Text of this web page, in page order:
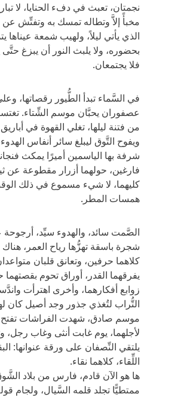
نجمتان، تعبث في دفء الحنايا، لا
مخبأً إلاَّ وتطاله تمسك به وتفتِّش
الذي يأتي ليلاً، ولهيب شمعة عيناها
بحضوره، ولا يلبث النور أن يبزغ حتَّى
فلا يجتمعان.
في السَّماء تبدأ الطُّيور رقصاتها،
عصفوران يحبَّان موسم الشِّتاء.
من فتنة ليلها، تغلي القهوة في
ويفوح التَّوق ليبلغ سائر أنفاس
شرفة بها الياسمين أميرًا يمكث
فارغين، حولهما أزرار مقطوعة
كليهما، لا شيء مسموع في ذلك
همسات المطر.
الصَّمت سائد، والهدوء سيِّد،
شجرة باسقة تهزُّها رياح العمر،
كلاهما حرفين، وتعانق قلبان
يفرقهما القدر، أوراق تحوم بقصتهما
زوابع أفكارهما، وأخرى اهترأت
التُّراب لتُغذي جذور وجد أصيل كان
موسم صادق، شهدت الفراشات تفتح
لأجلهما، يوم غابت أنثى وغاب رجل،
يلتقي النِّصفان على ورقة عنوانها:
اللِّقاء، كلاهما نقاء.
ها هو الآن قادم، فارس من بلاد
ممتطيًّا تجلد قلمه السَّيال، ولجام